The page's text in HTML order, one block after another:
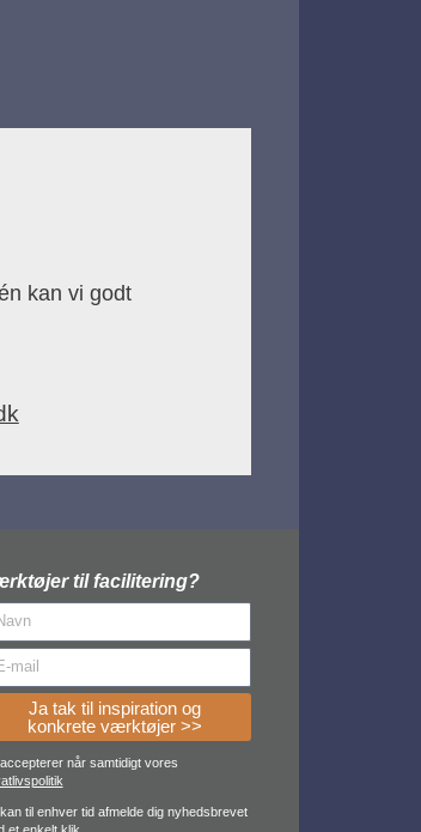
kan vi godt
til facilitering?
Ja tak til inspiration og
konkrete værktøjer >>
når samtidigt vores
til enhver tid afmelde dig nyhedsbrevet